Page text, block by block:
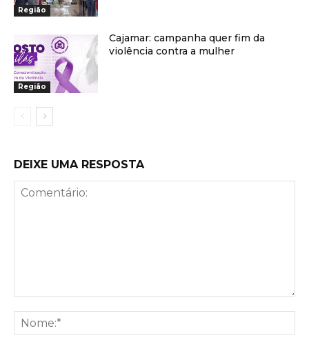
Região
Região
Cajamar: campanha quer fim da
violência contra a mulher
DEIXE UMA RESPOSTA